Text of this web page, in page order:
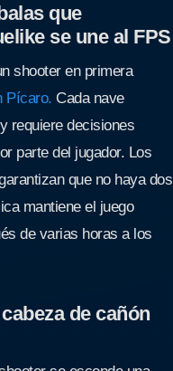
que
se une al FPS
shooter en primera
Pícaro. Cada nave
requiere decisiones
parte del jugador. Los
que no haya dos
mantiene el juego
de varias horas a los
de cañón